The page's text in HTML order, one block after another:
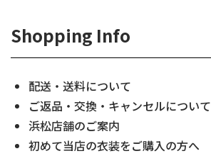
Shopping Info
配送・送料について
ご返品・交換・キャンセルについて
浜松店舗のご案内
初めて当店の衣装をご購入の方へ